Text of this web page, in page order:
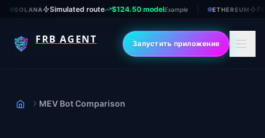
SOLANA Simulated route $124.50 modelExample ETHEREUM
FRB AGENT Запустить приложение
Дом
MEV Bot Comparison